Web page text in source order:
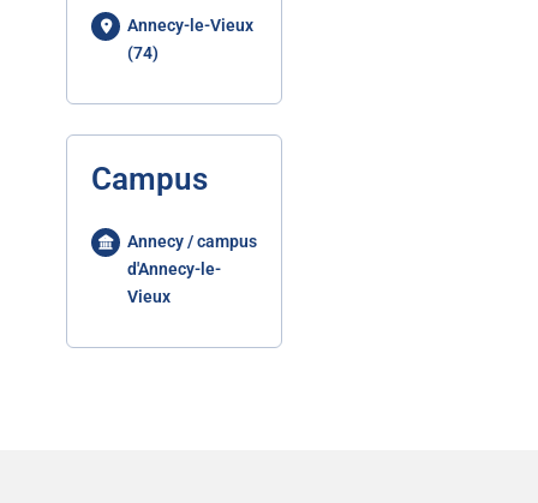
Annecy-le-Vieux
(74)
Campus
Annecy / campus
d'Annecy-le-
Vieux